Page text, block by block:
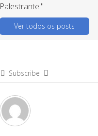
Palestrante."
Ver todos os posts
Subscribe